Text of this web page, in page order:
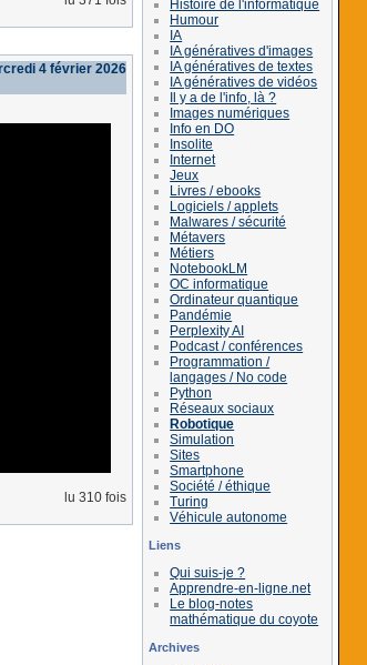
4 février 2026
lu 310 fois
Histoire de l'informatique
Humour
IA
IA génératives d'images
IA génératives de textes
IA génératives de vidéos
Il y a de l'info, là ?
Images numériques
Info en DO
Insolite
Internet
Jeux
Livres / ebooks
Logiciels / applets
Malwares / sécurité
Métavers
Métiers
NotebookLM
OC informatique
Ordinateur quantique
Pandémie
Perplexity AI
Podcast / conférences
Programmation /
langages / No code
Python
Réseaux sociaux
Robotique
Simulation
Sites
Smartphone
Société / éthique
Turing
Véhicule autonome
Liens
Qui suis-je ?
Apprendre-en-ligne.net
Le blog-notes
mathématique du coyote
Archives